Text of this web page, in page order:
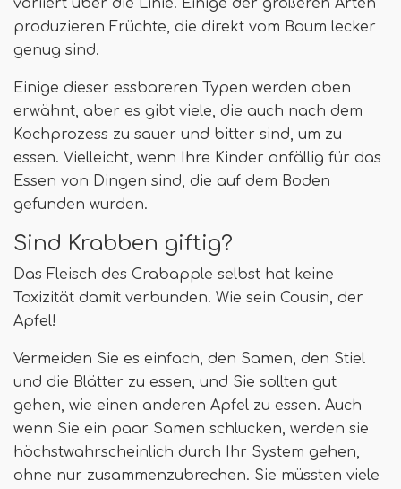
variiert über die Linie. Einige der größeren Arten
produzieren Früchte, die direkt vom Baum lecker
genug sind.
Einige dieser essbareren Typen werden oben
erwähnt, aber es gibt viele, die auch nach dem
Kochprozess zu sauer und bitter sind, um zu
essen. Vielleicht, wenn Ihre Kinder anfällig für das
Essen von Dingen sind, die auf dem Boden
gefunden wurden.
Sind Krabben giftig?
Das Fleisch des Crabapple selbst hat keine
Toxizität damit verbunden. Wie sein Cousin, der
Apfel!
Vermeiden Sie es einfach, den Samen, den Stiel
und die Blätter zu essen, und Sie sollten gut
gehen, wie einen anderen Apfel zu essen. Auch
wenn Sie ein paar Samen schlucken, werden sie
höchstwahrscheinlich durch Ihr System gehen,
ohne nur zusammenzubrechen. Sie müssten viele